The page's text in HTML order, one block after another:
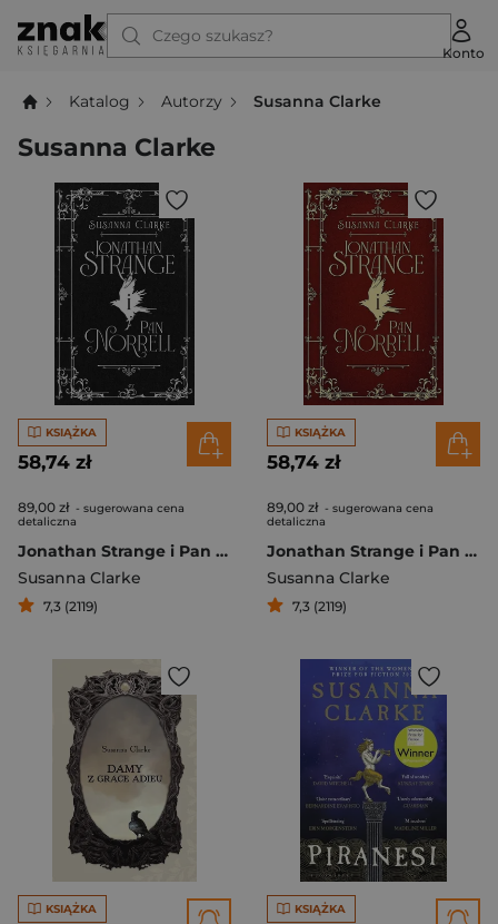
Czego szukasz?
Konto
Katalog Autorzy Susanna Clarke
Susanna Clarke
KSIĄŻKA
58,74 zł
89,00 zł - sugerowana cena
detaliczna
Jonathan Strange i Pan Norrell
Susanna Clarke
7,3 (2119)
KSIĄŻKA
58,74 zł
89,00 zł - sugerowana cena
detaliczna
Jonathan Strange i Pan Norrell
Susanna Clarke
7,3 (2119)
KSIĄŻKA KSIĄŻKA